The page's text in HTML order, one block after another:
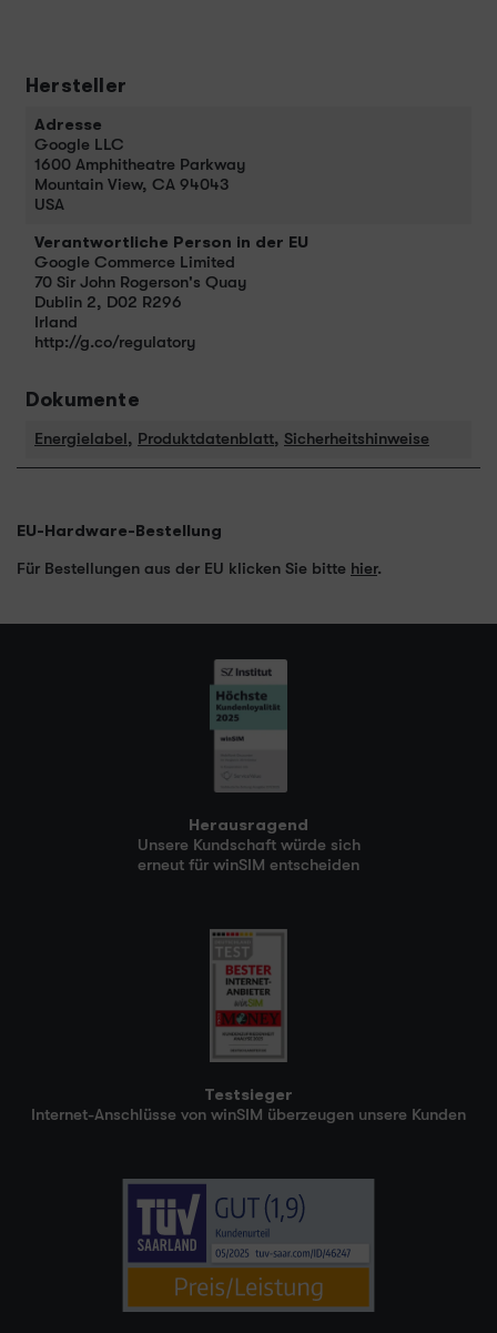
Hersteller
Adresse
Google LLC
1600 Amphitheatre Parkway
Mountain View, CA 94043
USA
Verantwortliche Person in der EU
Google Commerce Limited
70 Sir John Rogerson's Quay
Dublin 2, D02 R296
Irland
http://g.co/regulatory
Dokumente
Energielabel, Produktdatenblatt, Sicherheitshinweise
EU-Hardware-Bestellung
Für Bestellungen aus der EU klicken Sie bitte hier.
Herausragend
Unsere Kundschaft würde sich
erneut für winSIM entscheiden
Testsieger
Internet-Anschlüsse von winSIM überzeugen unsere Kunden